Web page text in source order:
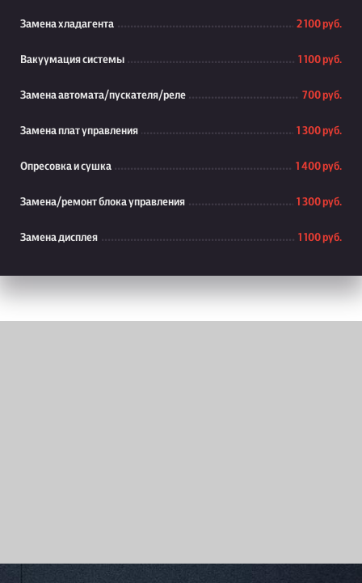
Замена хладагента 2 100 руб.
Вакуумация системы 1 100 руб.
Замена автомата/пускателя/реле 700 руб.
Замена плат управления 1 300 руб.
Опресовка и сушка 1 400 руб.
Замена/ремонт блока управления 1 300 руб.
Замена дисплея 1 100 руб.